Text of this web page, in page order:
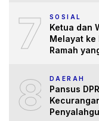
7 SOSIAL
Ketua dan
Melayat ke
Ramah
8 DAERAH
Pansus